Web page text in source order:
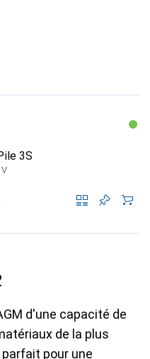
3S
d'une capacité de
de la plus
pour une